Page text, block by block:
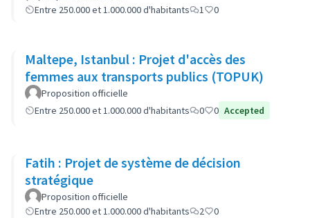
Entre 250.000 et 1.000.000 d'habitants
1 0
Maltepe, Istanbul : Projet d'accès des
femmes aux transports publics (TOPUK)
Proposition officielle
Entre 250.000 et 1.000.000 d'habitants
0 0 Accepted
Fatih : Projet de système de décision
stratégique
Proposition officielle
Entre 250.000 et 1.000.000 d'habitants
2 0